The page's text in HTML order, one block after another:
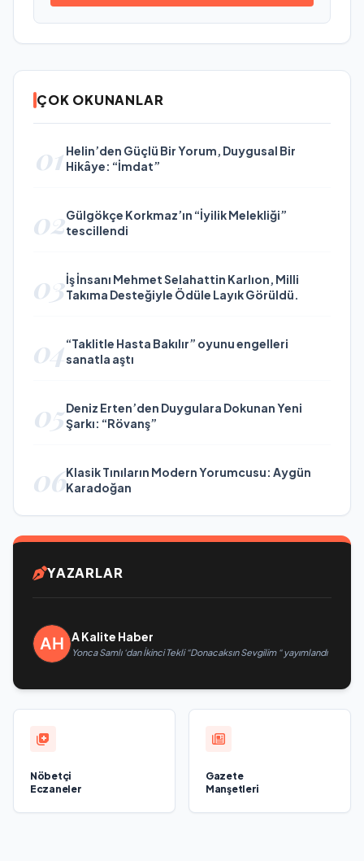
ÇOK OKUNANLAR
01 Helin’den Güçlü Bir Yorum, Duygusal Bir
Hikâye: “İmdat”
02Gülgökçe Korkmaz’ın “İyilik Melekliği”
tescillendi
03İş İnsanı Mehmet Selahattin Karlıon, Milli
Takıma Desteğiyle Ödüle Layık Görüldü.
04“Taklitle Hasta Bakılır” oyunu engelleri
sanatla aştı
05Deniz Erten’den Duygulara Dokunan Yeni
Şarkı: “Rövanş”
06Klasik Tınıların Modern Yorumcusu: Aygün
Karadoğan
YAZARLAR
A Kalite Haber
Yonca Samlı ‘dan İkinci Tekli “Donacaksın Sevgilim “ yayımlandı
Nöbetçi
Eczaneler
Gazete
Manşetleri